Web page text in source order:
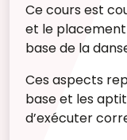
Ce cours est
et le
base de la
Ces aspects
base et les
d’exécuter